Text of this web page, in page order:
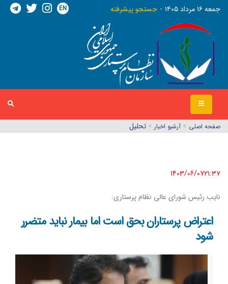
جمعه ١٦ مرداد ١٤٠٥ جستجو پیشرفته EN
صفحه اصلي > آرشیو اخبار > تحلیل
1403/06/07٢١:٣٧
نایب رئیس شورای عالی نظام پرستاری:
اعتراض پرستاران بحق است اما بیمار نباید متضرر
شود